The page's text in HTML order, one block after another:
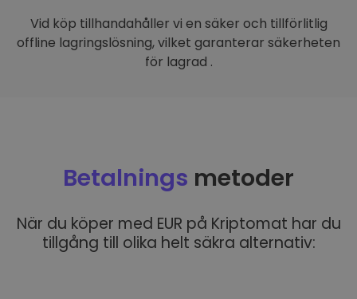
Vid köp tillhandahåller vi en säker och tillförlitlig
offline lagringslösning, vilket garanterar säkerheten
för lagrad .
Betalnings metoder
När du köper med EUR på Kriptomat har du
tillgång till olika helt säkra alternativ: